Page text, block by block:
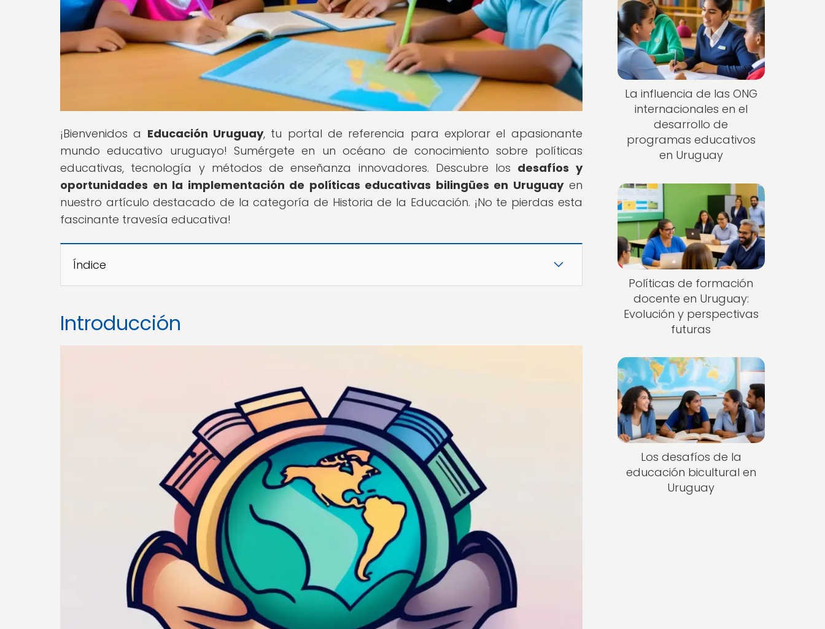
¡Bienvenidos a Educación Uruguay, tu portal de referencia para explorar el apasionante
mundo educativo uruguayo! Sumérgete en un océano de conocimiento sobre políticas
educativas, tecnología y métodos de enseñanza innovadores. Descubre los desafíos y
oportunidades en la implementación de políticas educativas bilingües en Uruguayen
nuestro artículo destacado de la categoría de Historia de la Educación. ¡No te pierdas esta
fascinante travesía educativa!
Índice
Introducción
La influencia de las ONG
internacionales en el
desarrollo de
programas educativos
en Uruguay
Políticas de formación
docente en Uruguay:
Evolución y perspectivas
futuras
Los desafíos de la
educación bicultural en
Uruguay